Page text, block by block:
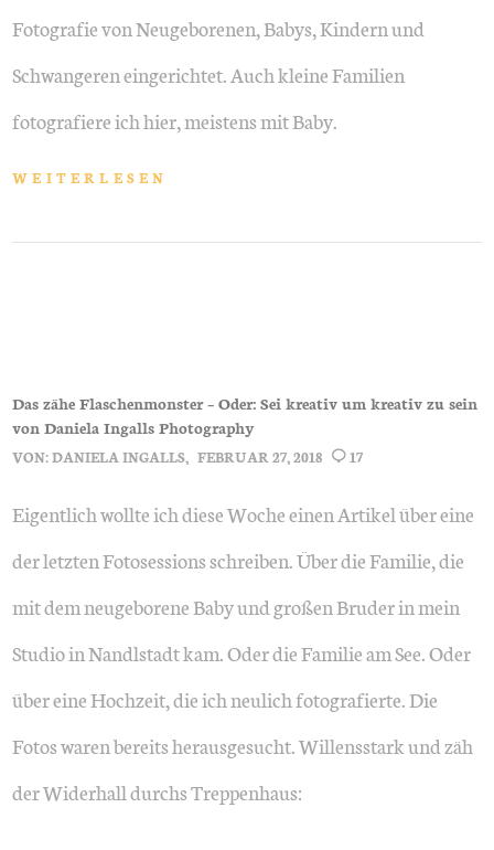
Fotografie von Neugeborenen, Babys, Kindern und
Schwangeren eingerichtet. Auch kleine Familien
fotografiere ich hier, meistens mit Baby.
WEITERLESEN
Das zähe Flaschenmonster – Oder: Sei kreativ um kreativ zu sein
von Daniela Ingalls Photography
VON:DANIELA INGALLS FEBRUAR 27, 2018 17
Eigentlich wollte ich diese Woche einen Artikel über eine
der letzten Fotosessions schreiben. Über die Familie, die
mit dem neugeborene Baby und großen Bruder in mein
Studio in Nandlstadt kam. Oder die Familie am See. Oder
über eine Hochzeit, die ich neulich fotografierte. Die
Fotos waren bereits herausgesucht. Willensstark und zäh
der Widerhall durchs Treppenhaus: